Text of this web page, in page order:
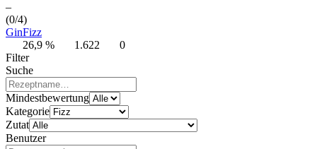
–
(0/4)
GinFizz
26,9 %
1.622
0
Filter
Suche
Mindestbewertung
Kategorie
Zutat
Benutzer